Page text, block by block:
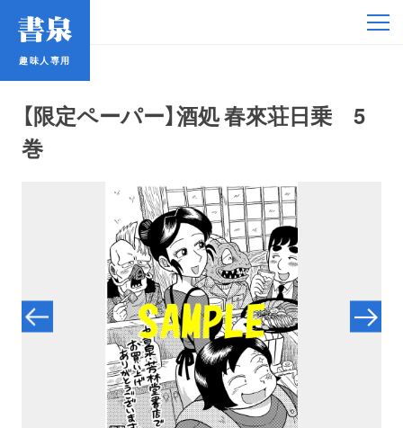
趣味人専用
【限定ペーパー】酒処 春來荘日乗 5
巻
趣味人専用
鉄道・バス
コミック・ラノベ
プロレス